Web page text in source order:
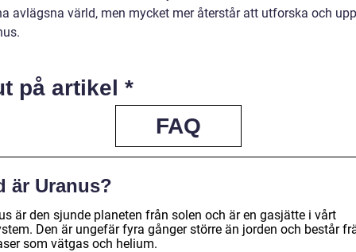
avlägsna värld, men mycket mer återstår att utforska och
på artikel *
FAQ
är Uranus?
är den sjunde planeten från solen och är en gasjätte i vårt
Den är ungefär fyra gånger större än jorden och består
som vätgas och helium.